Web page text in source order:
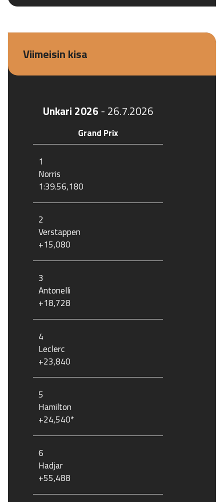
Viimeisin kisa
Unkari 2026 - 26.7.2026
Grand Prix
1
Norris
1:39.56,180
2
Verstappen
+15,080
3
Antonelli
+18,728
4
Leclerc
+23,840
5
Hamilton
+24,540*
6
Hadjar
+55,488